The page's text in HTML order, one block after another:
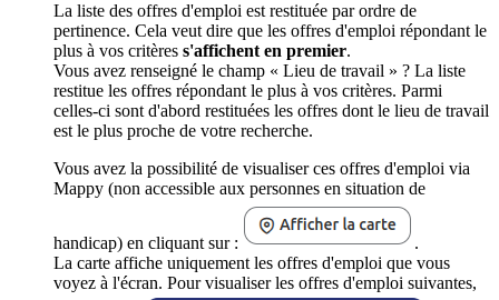
La liste des offres d'emploi est restituée par ordre de
pertinence. Cela veut dire que les offres d'emploi répondant le
plus à vos critères s'affichent en premier.
Vous avez renseigné le champ « Lieu de travail » ? La liste
restitue les offres répondant le plus à vos critères. Parmi
celles-ci sont d'abord restituées les offres dont le lieu de travail
est le plus proche de votre recherche.
Vous avez la possibilité de visualiser ces offres d'emploi via
Mappy (non accessible aux personnes en situation de
handicap) en cliquant sur :
.
La carte affiche uniquement les offres d'emploi que vous
voyez à l'écran. Pour visualiser les offres d'emploi suivantes,